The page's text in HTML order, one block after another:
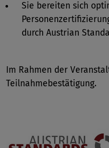
Sie bereiten sich
durch Austrian
Im Rahmen der
Teilnahmebestätigung.